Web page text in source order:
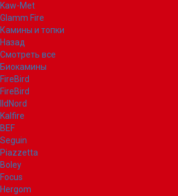
Kaw-Met
Glamm Fire
Камины и топки
Назад
Смотреть все
Биокамины
FireBird
FireBird
IldNord
Kalfire
BEF
Seguin
Piazzetta
Boley
Focus
Hergom